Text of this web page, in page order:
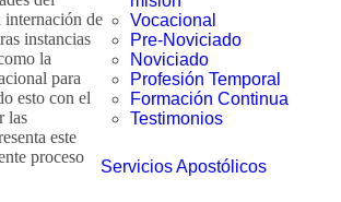
Vocacional
Pre-Noviciado
Noviciado
Profesión Temporal
Formación Continua
Testimonios
Servicios Apostólicos
internación de
instancias
la
para
esto con el
las
este
proceso